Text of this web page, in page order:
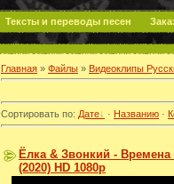
Тексты и переводы песен
Главная » Файлы » Видеоклипы
Сортировать по: Дате · Названию ·
Ёлка & Звонкий - Времена
(2020) HD 1080p